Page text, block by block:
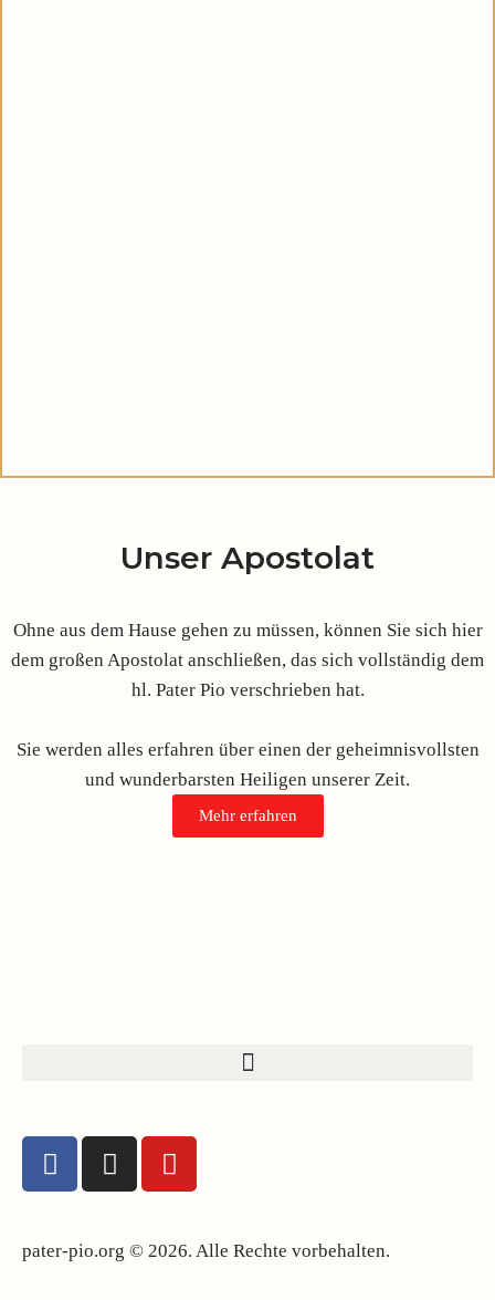
Unser Apostolat
Ohne aus dem Hause gehen zu müssen, können Sie sich hier
dem großen Apostolat anschließen, das sich vollständig dem
hl. Pater Pio verschrieben hat.
Sie werden alles erfahren über einen der geheimnisvollsten
und wunderbarsten Heiligen unserer Zeit.
Mehr erfahren
pater-pio.org © 2026. Alle Rechte vorbehalten.